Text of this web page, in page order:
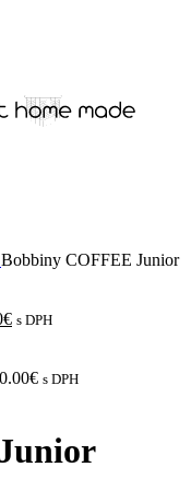
Bobbiny COFFEE Junior
€ s DPH
€ s DPH